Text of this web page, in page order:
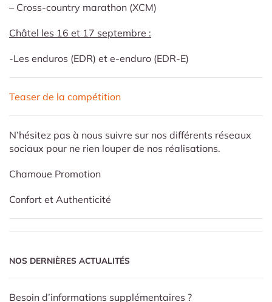
– Cross-country marathon (XCM)
Châtel les 16 et 17 septembre :
-Les enduros (EDR) et e-enduro (EDR-E)
Teaser de la compétition
N’hésitez pas à nous suivre sur nos différents réseaux
sociaux pour ne rien louper de nos réalisations.
Chamoue Promotion
Confort et Authenticité
NOS DERNIÈRES ACTUALITÉS
Besoin d’informations supplémentaires ?